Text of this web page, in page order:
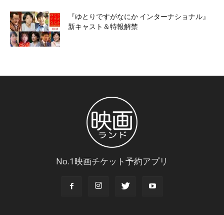
『ゆとりですがなにか インターナショナル』
新キャスト＆特報解禁
No.1映画チケット予約アプリ